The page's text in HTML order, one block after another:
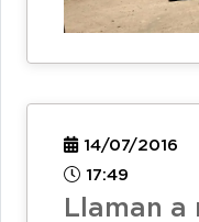
14/07/2016
17:49
Llaman a